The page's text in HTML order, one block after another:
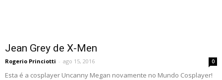
Jean Grey de X-Men
Rogerio Princiotti - ago 15, 2016 0
Esta é a cosplayer Uncanny Megan novamente no Mundo Cosplayer!